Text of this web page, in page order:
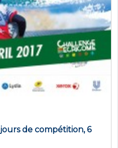
de compétition, 6